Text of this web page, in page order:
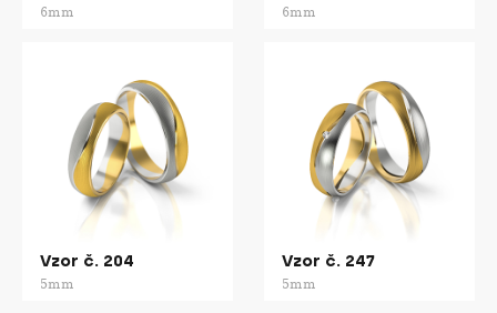
6mm 6mm
Vzor č. 204
5mm
Vzor č. 247
5mm